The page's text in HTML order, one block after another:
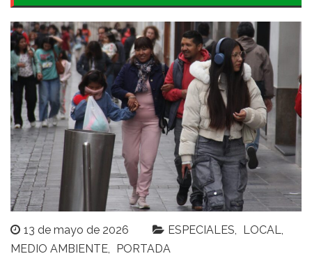
13 de mayo de 2026 ESPECIALES
LOCAL
MEDIO AMBIENTE
PORTADA